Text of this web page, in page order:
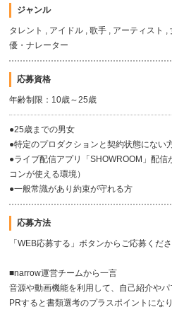
ジャンル
タレント , アイドル , 歌手 , アーティスト
優・ナレーター
応募資格
年齢制限：10歳～25歳
●25歳までの男女
●特定のプロダクションと契約状態にない
●ライブ配信アプリ「SHOWROOM」配
コンが使える環境）
●一般常識があり約束が守れる方
応募方法
「WEB応募する」ボタンからご応募くださ
■narrow運営チームから一言
音源や動画機能を利用して、自己紹介や
PRすると書類選考のプラスポイントにな